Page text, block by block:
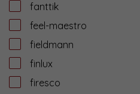
fanttik
feel-maestro
fieldmann
finlux
firesco